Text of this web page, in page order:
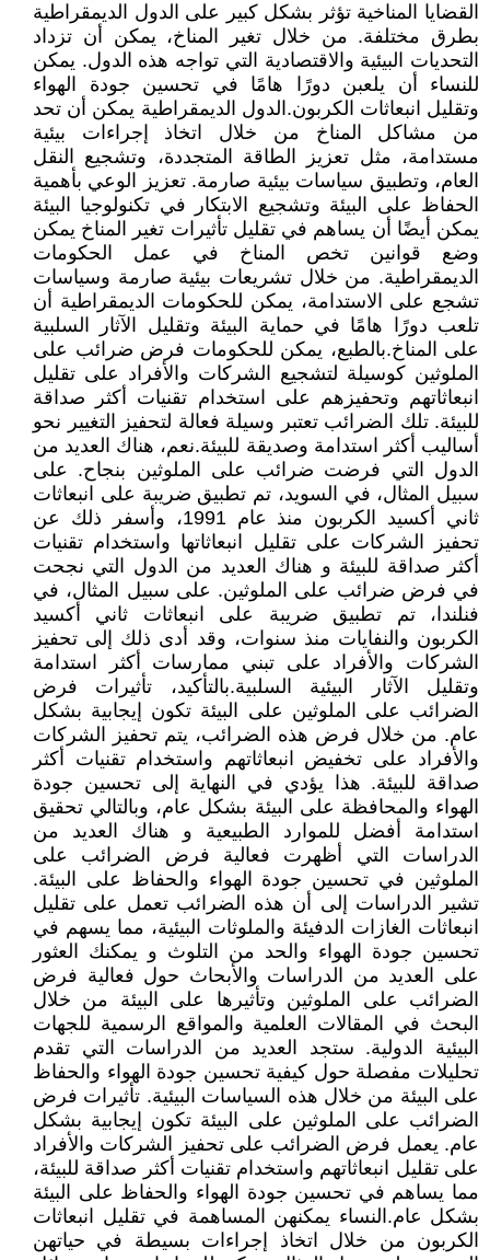
القضايا المناخية تؤثر بشكل كبير على الدول الديمقراطية
بطرق مختلفة. من خلال تغير المناخ، يمكن أن تزداد
التحديات البيئية والاقتصادية التي تواجه هذه الدول. يمكن
للنساء أن يلعبن دورًا هامًا في تحسين جودة الهواء
وتقليل انبعاثات الكربون.الدول الديمقراطية يمكن أن تحد
من مشاكل المناخ من خلال اتخاذ إجراءات بيئية
مستدامة، مثل تعزيز الطاقة المتجددة، وتشجيع النقل
العام، وتطبيق سياسات بيئية صارمة. تعزيز الوعي بأهمية
الحفاظ على البيئة وتشجيع الابتكار في تكنولوجيا البيئة
يمكن أيضًا أن يساهم في تقليل تأثيرات تغير المناخ يمكن
وضع قوانين تخص المناخ في عمل الحكومات
الديمقراطية. من خلال تشريعات بيئية صارمة وسياسات
تشجع على الاستدامة، يمكن للحكومات الديمقراطية أن
تلعب دورًا هامًا في حماية البيئة وتقليل الآثار السلبية
على المناخ.بالطبع، يمكن للحكومات فرض ضرائب على
الملوثين كوسيلة لتشجيع الشركات والأفراد على تقليل
انبعاثاتهم وتحفيزهم على استخدام تقنيات أكثر صداقة
للبيئة. تلك الضرائب تعتبر وسيلة فعالة لتحفيز التغيير نحو
أساليب أكثر استدامة وصديقة للبيئة.نعم، هناك العديد من
الدول التي فرضت ضرائب على الملوثين بنجاح. على
سبيل المثال، في السويد، تم تطبيق ضريبة على انبعاثات
ثاني أكسيد الكربون منذ عام 1991، وأسفر ذلك عن
تحفيز الشركات على تقليل انبعاثاتها واستخدام تقنيات
أكثر صداقة للبيئة و هناك العديد من الدول التي نجحت
في فرض ضرائب على الملوثين. على سبيل المثال، في
فنلندا، تم تطبيق ضريبة على انبعاثات ثاني أكسيد
الكربون والنفايات منذ سنوات، وقد أدى ذلك إلى تحفيز
الشركات والأفراد على تبني ممارسات أكثر استدامة
وتقليل الآثار البيئية السلبية.بالتأكيد، تأثيرات فرض
الضرائب على الملوثين على البيئة تكون إيجابية بشكل
عام. من خلال فرض هذه الضرائب، يتم تحفيز الشركات
والأفراد على تخفيض انبعاثاتهم واستخدام تقنيات أكثر
صداقة للبيئة. هذا يؤدي في النهاية إلى تحسين جودة
الهواء والمحافظة على البيئة بشكل عام، وبالتالي تحقيق
استدامة أفضل للموارد الطبيعية و هناك العديد من
الدراسات التي أظهرت فعالية فرض الضرائب على
الملوثين في تحسين جودة الهواء والحفاظ على البيئة.
تشير الدراسات إلى أن هذه الضرائب تعمل على تقليل
انبعاثات الغازات الدفيئة والملوثات البيئية، مما يسهم في
تحسين جودة الهواء والحد من التلوث و يمكنك العثور
على العديد من الدراسات والأبحاث حول فعالية فرض
الضرائب على الملوثين وتأثيرها على البيئة من خلال
البحث في المقالات العلمية والمواقع الرسمية للجهات
البيئية الدولية. ستجد العديد من الدراسات التي تقدم
تحليلات مفصلة حول كيفية تحسين جودة الهواء والحفاظ
على البيئة من خلال هذه السياسات البيئية. تأثيرات فرض
الضرائب على الملوثين على البيئة تكون إيجابية بشكل
عام. يعمل فرض الضرائب على تحفيز الشركات والأفراد
على تقليل انبعاثاتهم واستخدام تقنيات أكثر صداقة للبيئة،
مما يساهم في تحسين جودة الهواء والحفاظ على البيئة
بشكل عام.النساء يمكنهن المساهمة في تقليل انبعاثات
الكربون من خلال اتخاذ إجراءات بسيطة في حياتهن